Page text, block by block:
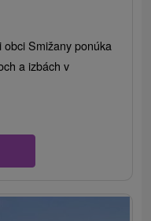
Smižany ponúka
a izbách v